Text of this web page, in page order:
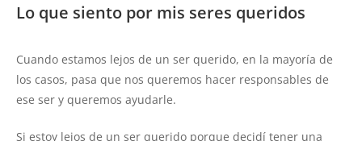
Lo que siento por mis seres queridos
Cuando estamos lejos de un ser querido, en la mayoría de
los casos, pasa que nos queremos hacer responsables de
ese ser y queremos ayudarle.
Si estoy lejos de un ser querido porque decidí tener una